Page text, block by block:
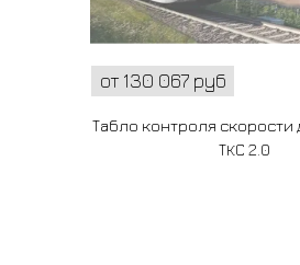
от 130 067 руб
Табло контроля скорости
ТКС 2.0